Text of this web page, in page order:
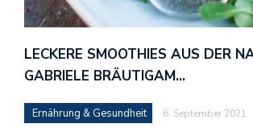
LECKERE SMOOTHIES AUS DER
GABRIELE BRÄUTIGAM…
Ernährung & Gesundheit 6. September 2021